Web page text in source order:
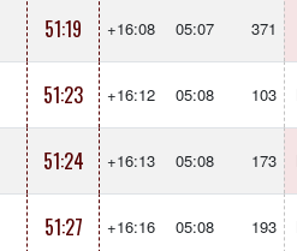
51:19 +16:08 05:07 371
51:23 +16:12 05:08 103
51:24 +16:13 05:08 173
51:27 +16:16 05:08 193